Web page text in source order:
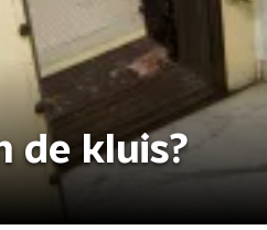
de kluis?